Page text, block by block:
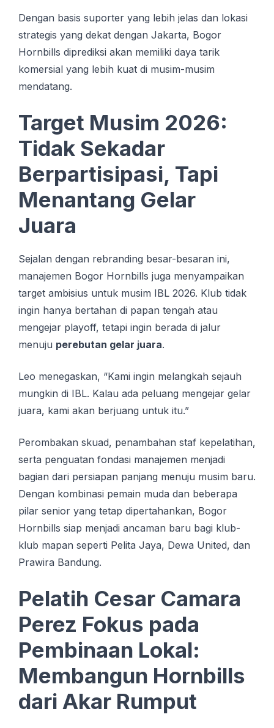
Dengan basis suporter yang lebih jelas dan lokasi
strategis yang dekat dengan Jakarta, Bogor
Hornbills diprediksi akan memiliki daya tarik
komersial yang lebih kuat di musim-musim
mendatang.
Target Musim 2026:
Tidak Sekadar
Berpartisipasi, Tapi
Menantang Gelar
Juara
Sejalan dengan rebranding besar-besaran ini,
manajemen Bogor Hornbills juga menyampaikan
target ambisius untuk musim IBL 2026. Klub tidak
ingin hanya bertahan di papan tengah atau
mengejar playoff, tetapi ingin berada di jalur
menuju perebutan gelar juara.
Leo menegaskan, “Kami ingin melangkah sejauh
mungkin di IBL. Kalau ada peluang mengejar gelar
juara, kami akan berjuang untuk itu.”
Perombakan skuad, penambahan staf kepelatihan,
serta penguatan fondasi manajemen menjadi
bagian dari persiapan panjang menuju musim baru.
Dengan kombinasi pemain muda dan beberapa
pilar senior yang tetap dipertahankan, Bogor
Hornbills siap menjadi ancaman baru bagi klub-
klub mapan seperti Pelita Jaya, Dewa United, dan
Prawira Bandung.
Pelatih Cesar Camara
Perez Fokus pada
Pembinaan Lokal:
Membangun Hornbills
dari Akar Rumput